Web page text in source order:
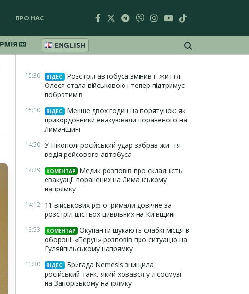
ПРО НАС
ENGLISH
15:30 ВІДЕО
Розстріл автобуса змінив її життя:
Олеся стала військовою і тепер підтримує
побратимів
15:10 ВІДЕО
Менше двох годин на порятунок: як
прикордонники евакуювали пораненого на
Лиманщині
14:50 У Нікополі російський удар забрав життя
водія рейсового автобуса
14:29 КОМЕНТАР
Медик розповів про складність
евакуації поранених на Лиманському
напрямку
14:12 11 військових рф отримали довічне за
розстріл шістьох цивільних на Київщині
13:53 КОМЕНТАР
Окупанти шукають слабкі місця в
обороні: «Перун» розповів про ситуацію на
Гуляйпільському напрямку
13:30 ВІДЕО
Бригада Nemesis знищила
російський танк, який ховався у лісосмузі
на Запорізькому напрямку